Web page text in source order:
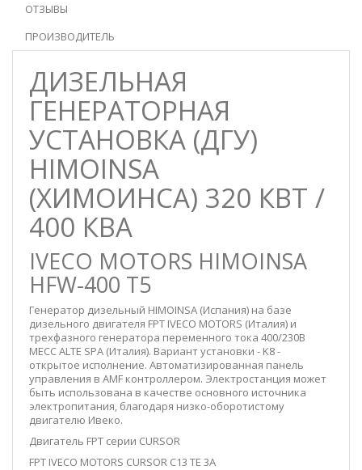
ОТЗЫВЫ
ПРОИЗВОДИТЕЛЬ
ДИЗЕЛЬНАЯ
ГЕНЕРАТОРНАЯ
УСТАНОВКА (ДГУ)
HIMOINSA
(ХИМОИНСА) 320 КВТ /
400 КВА
IVECO MOTORS HIMOINSA
HFW-400 T5
Генератор дизельный HIMOINSA (Испания) на базе
дизельного двигателя FPT IVECO MOTORS (Италия) и
трехфазного генератора переменного тока 400/230В
MECC ALTE SPA (Италия). Вариант установки - K8 -
открытое исполнение. Автоматизированная панель
управления в AMF контроллером. Электростанция может
быть использована в качестве основного источника
электропитания, благодаря низко-оборотистому
двигателю Ивеко.
Двигатель FPT серии CURSOR
FPT IVECO MOTORS CURSOR C13 TE 3A